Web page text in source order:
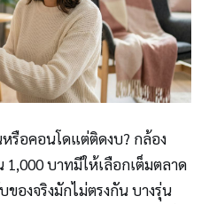
รือคอนโดแต่ติดงบ? กล้อง
1,000 บาทมีให้เลือกเต็มตลาด
องจริงมักไม่ตรงกัน บางรุ่น